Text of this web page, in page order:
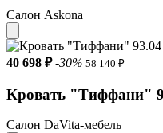
Салон Askona
40 698 ₽ -30% 58 140 ₽
Кровать "Тиффани"
Салон DaVita-мебель